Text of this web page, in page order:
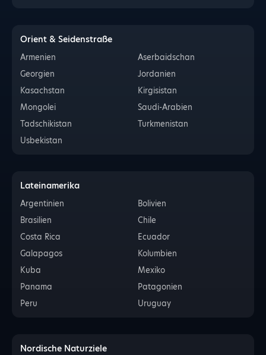
Orient & Seidenstraße
Armenien
Aserbaidschan
Georgien
Jordanien
Kasachstan
Kirgisistan
Mongolei
Saudi-Arabien
Tadschikistan
Turkmenistan
Usbekistan
Lateinamerika
Argentinien
Bolivien
Brasilien
Chile
Costa Rica
Ecuador
Galapagos
Kolumbien
Kuba
Mexiko
Panama
Patagonien
Peru
Uruguay
Nordische Naturziele